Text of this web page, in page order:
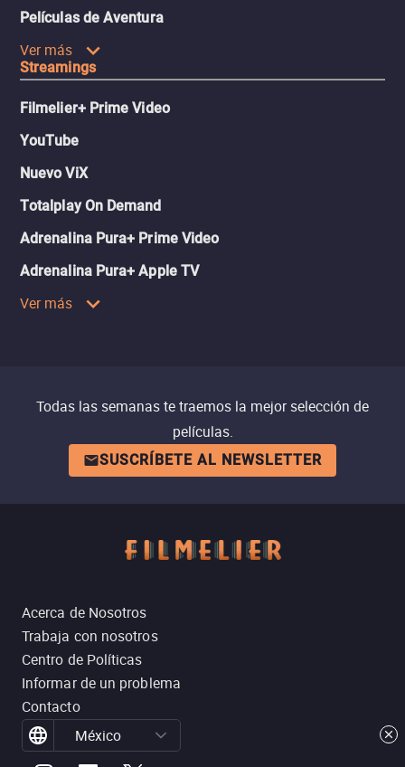
Películas de Aventura
Ver más
Streamings
Filmelier+ Prime Video
YouTube
Nuevo ViX
Totalplay On Demand
Adrenalina Pura+ Prime Video
Adrenalina Pura+ Apple TV
Ver más
Todas las semanas te traemos la mejor selección de
películas.
SUSCRÍBETE AL NEWSLETTER
Acerca de Nosotros
Trabaja con nosotros
Centro de Políticas
Informar de un problema
Contacto
México